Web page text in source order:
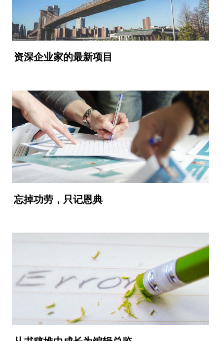
资深企业家的最新项目
忘掉功劳，只记恩典